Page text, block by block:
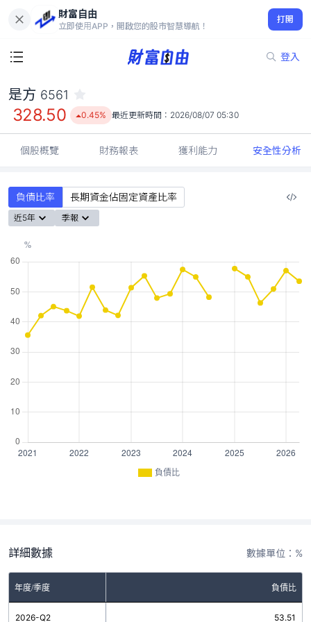
財富自由
立即使用APP，開啟您的股市智慧導航！
打開
登入
328.50
0.45%
是方 6561
328.50 0.45% 最近更新時間： 2026/08/07 05:30
個股概覽 財務報表 獲利能力 安全性分析
負債比率 長期資金佔固定資產比率
近5年 季報
負債比
詳細數據 數據單位：%
年度/季度 負債比
2026-Q2 53.51